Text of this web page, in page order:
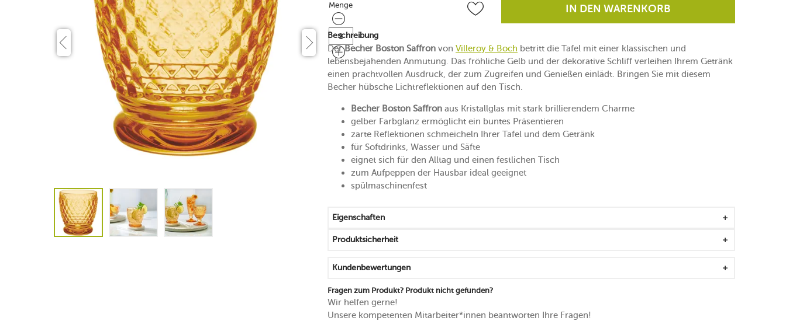
Menge
Menge IN DEN WARENKORB
Beschreibung
DerBecher Boston Saffron von Villeroy & Boch betritt die Tafel mit einer klassischen und
lebensbejahenden Anmutung. Das fröhliche Gelb und der dekorative Schliff verleihen Ihrem Getränk
einen prachtvollen Ausdruck, der zum Zugreifen und Genießen einlädt. Bringen Sie mit diesem
Becher hübsche Lichtreflektionen auf den Tisch.
Becher Boston Saffron aus Kristallglas mit stark brillierendem Charme
gelber Farbglanz ermöglicht ein buntes Präsentieren
zarte Reflektionen schmeicheln Ihrer Tafel und dem Getränk
für Softdrinks, Wasser und Säfte
eignet sich für den Alltag und einen festlichen Tisch
zum Aufpeppen der Hausbar ideal geeignet
spülmaschinenfest
Eigenschaften
Produktsicherheit
Kundenbewertungen
Fragen zum Produkt? Produkt nicht gefunden?
Wir helfen gerne!
Unsere kompetenten Mitarbeiter*innen beantworten Ihre Fragen!